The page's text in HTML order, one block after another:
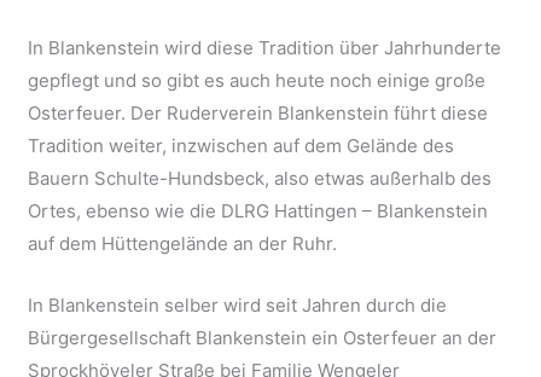
In Blankenstein wird diese Tradition über Jahrhunderte
gepflegt und so gibt es auch heute noch einige große
Osterfeuer. Der Ruderverein Blankenstein führt diese
Tradition weiter, inzwischen auf dem Gelände des
Bauern Schulte-Hundsbeck, also etwas außerhalb des
Ortes, ebenso wie die DLRG Hattingen – Blankenstein
auf dem Hüttengelände an der Ruhr.
In Blankenstein selber wird seit Jahren durch die
Bürgergesellschaft Blankenstein ein Osterfeuer an der
Sprockhöveler Straße bei Familie Wengeler